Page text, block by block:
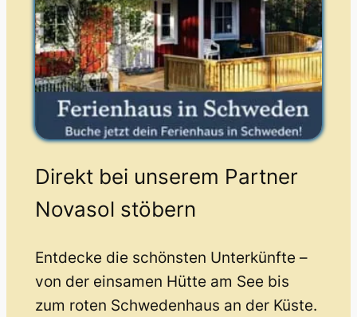
Direkt bei unserem Partner
Novasol stöbern
Entdecke die schönsten Unterkünfte –
von der einsamen Hütte am See bis
zum roten Schwedenhaus an der Küste.